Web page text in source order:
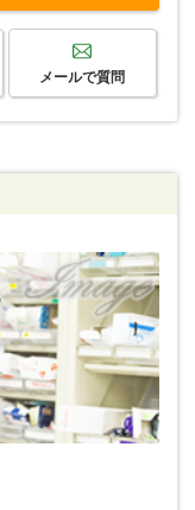
メールで質問